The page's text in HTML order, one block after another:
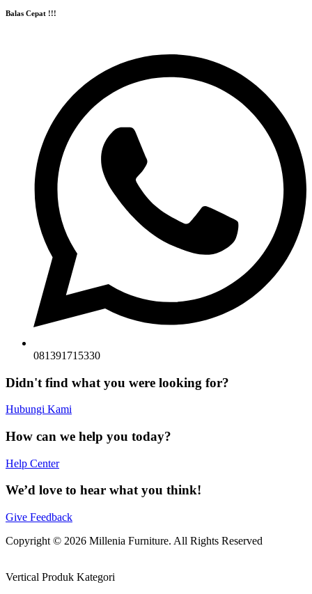
Balas Cepat !!!
081391715330
Didn't find what you were looking for?
Hubungi Kami
How can we help you today?
Help Center
We’d love to hear what you think!
Give Feedback
Copyright © 2026 Millenia Furniture. All Rights Reserved
Vertical Produk Kategori